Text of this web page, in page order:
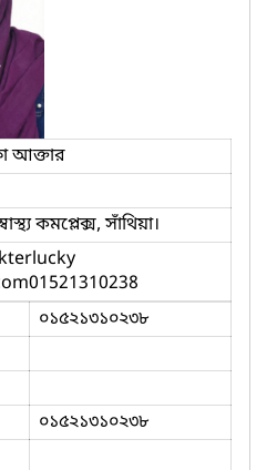
আক্তার
কমপ্লেক্স, সাঁথিয়া।
০১৫২১৩১০২৩৮
০১৫২১৩১০২৩৮